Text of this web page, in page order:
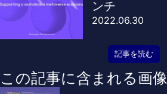
ンチ
2022.06.30
記事を読む
この記事に含まれる画像